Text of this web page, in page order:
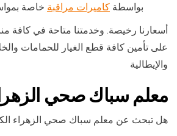
بواسطة كاميرات مراقبة خاصة
أسعارنا رخيصة. وخدمتنا متاحة في كافة
على تأمين كافة قطع الغيار للحمامات
والإيطالية
معلم سباك صحي
هل تبحث عن معلم سباك صحي الزهراء